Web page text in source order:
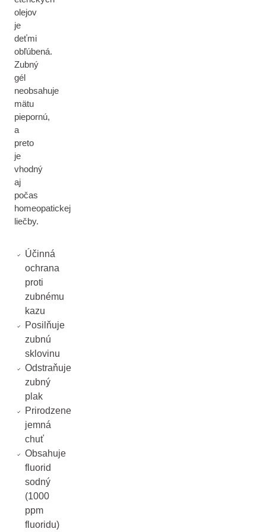
olejov
je
deťmi
obľúbená.
Zubný
gél
neobsahuje
mätu
piepornú,
a
preto
je
vhodný
aj
počas
homeopatickej
liečby.
Účinná
ochrana
proti
zubnému
kazu
Posilňuje
zubnú
sklovinu
Odstraňuje
zubný
plak
Prirodzene
jemná
chuť
Obsahuje
fluorid
sodný
(1000
ppm
fluoridu)